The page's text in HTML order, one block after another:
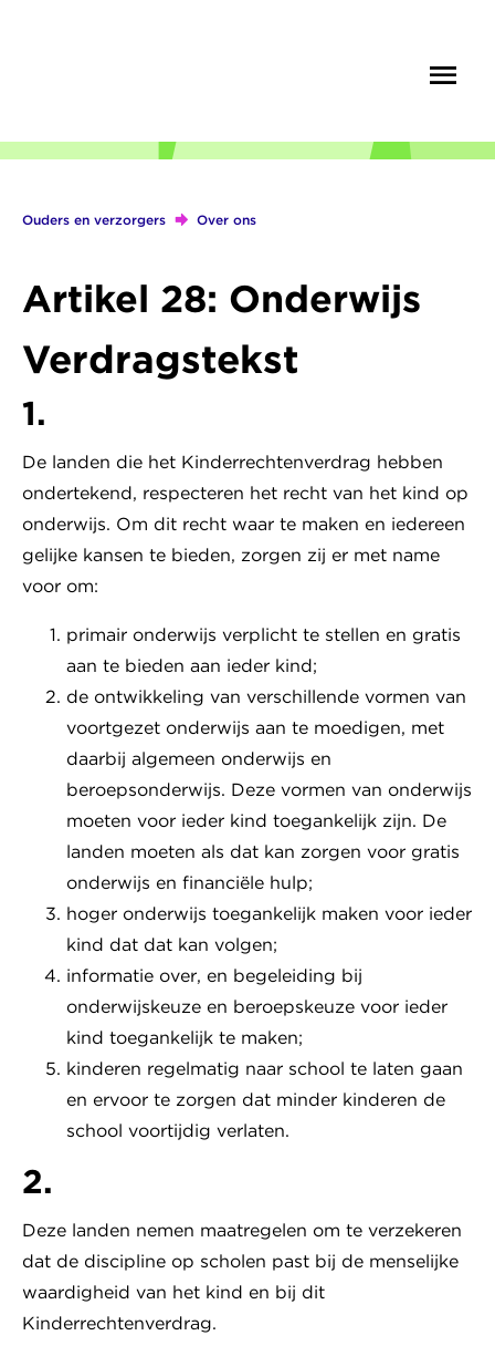
inhoud
Ouders en verzorgers Over ons
Artikel 28: Onderwijs
Verdragstekst
1.
De landen die het Kinderrechtenverdrag hebben
ondertekend, respecteren het recht van het kind op
onderwijs. Om dit recht waar te maken en iedereen
gelijke kansen te bieden, zorgen zij er met name
voor om:
primair onderwijs verplicht te stellen en gratis
aan te bieden aan ieder kind;
de ontwikkeling van verschillende vormen van
voortgezet onderwijs aan te moedigen, met
daarbij algemeen onderwijs en
beroepsonderwijs. Deze vormen van onderwijs
moeten voor ieder kind toegankelijk zijn. De
landen moeten als dat kan zorgen voor gratis
onderwijs en financiële hulp;
hoger onderwijs toegankelijk maken voor ieder
kind dat dat kan volgen;
informatie over, en begeleiding bij
onderwijskeuze en beroepskeuze voor ieder
kind toegankelijk te maken;
kinderen regelmatig naar school te laten gaan
en ervoor te zorgen dat minder kinderen de
school voortijdig verlaten.
2.
Deze landen nemen maatregelen om te verzekeren
dat de discipline op scholen past bij de menselijke
waardigheid van het kind en bij dit
Kinderrechtenverdrag.